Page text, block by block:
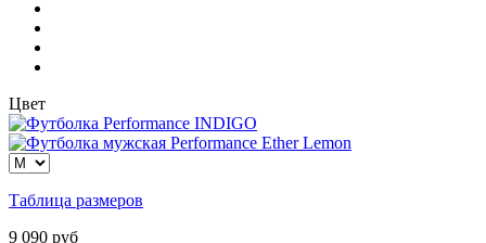
Цвет
Таблица размеров
9 090 руб